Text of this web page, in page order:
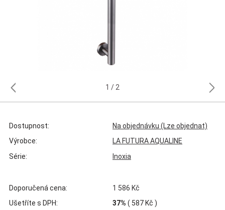
1 2
Dostupnost:
Na objednávku (Lze objednat)
Výrobce:
LA FUTURA AQUALINE
Série:
Inoxia
Doporučená cena:
1 586 Kč
Ušetříte s DPH:
37% ( 587 Kč )